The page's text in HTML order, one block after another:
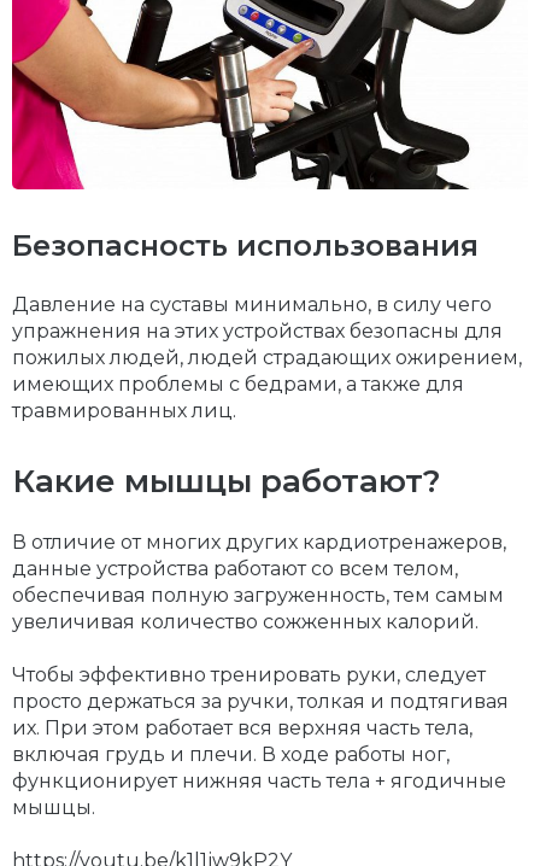
Безопасность использования
Давление на суставы минимально, в силу чего
упражнения на этих устройствах безопасны для
пожилых людей, людей страдающих ожирением,
имеющих проблемы с бедрами, а также для
травмированных лиц.
Какие мышцы работают?
В отличие от многих других кардиотренажеров,
данные устройства работают со всем телом,
обеспечивая полную загруженность, тем самым
увеличивая количество сожженных калорий.
Чтобы эффективно тренировать руки, следует
просто держаться за ручки, толкая и подтягивая
их. При этом работает вся верхняя часть тела,
включая грудь и плечи. В ходе работы ног,
функционирует нижняя часть тела + ягодичные
мышцы.
https://youtu.be/k1l1jw9kP2Y